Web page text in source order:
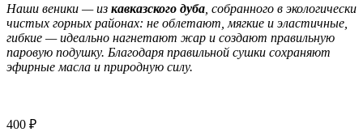
Наши веники — из кавказского дуба , собранного в экологически
чистых горных районах: не облетают, мягкие и эластичные,
гибкие — идеально нагнетают жар и создают правильную
паровую подушку. Благодаря правильной сушки сохраняют
эфирные масла и природную силу.
400 ₽